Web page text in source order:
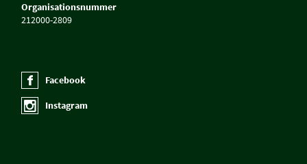
Organisationsnummer
212000-2809
Facebook
Instagram